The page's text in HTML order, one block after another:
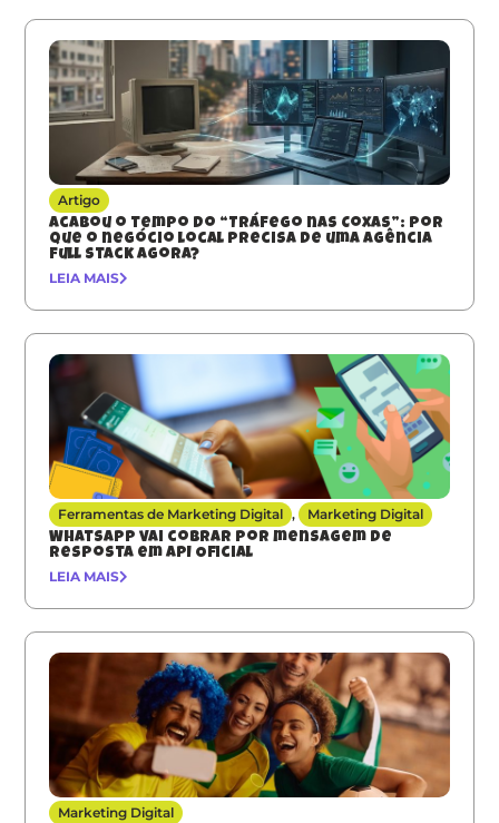
Artigo
Acabou o tempo do “Tráfego nas Coxas”: Por
que o negócio local precisa de uma agência
full stack agora?
LEIA MAIS
Ferramentas de Marketing Digital , Marketing Digital
Whatsapp vai cobrar por mensagem de
resposta em API Oficial
LEIA MAIS
Marketing Digital